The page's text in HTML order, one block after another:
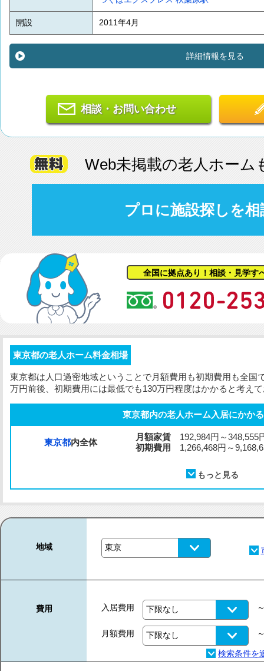
開設 2011年4月
詳細情報を見る
相談・お問い合わせ
Web未掲載の老人ホーム
プロに施設探しを
全国に拠点あり！相談・見学す
東京都の老人ホーム料金相場
東京都は人口過密地域ということで月額費用も初期費用 も全国
万円前後、 初期費用には最低でも130万円程度はかかると考え
東京都内の老人ホーム入居にかか
東京都内全体
月額家賃 192,984円～348,555
初期費用
1,266,468円～
地域
費用 入居費用
月額費用